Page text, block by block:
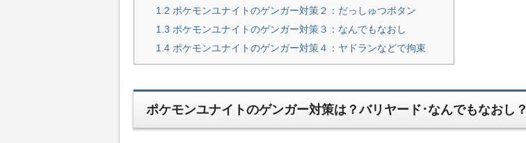
1.2 ポケモンユナイトのゲンガー対策２：だっしゅつボタン
1.3 ポケモンユナイトのゲンガー対策３：なんでもなおし
1.4 ポケモンユナイトのゲンガー対策４：ヤドランなどで拘束
ポケモンユナイトのゲンガー対策は？バリヤード･なんでもなおし？